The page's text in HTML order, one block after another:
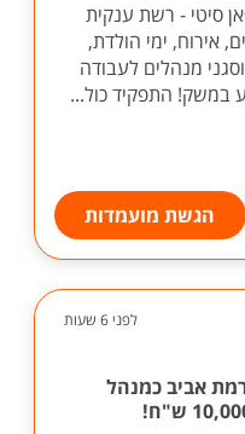
סיטי - רשת ענקית
אירוח, ימי הולדת,
מנהלים לעבודה
במשק! התפקיד כול...
הגשת מועמדות
לפני 6 שעות
אביב כמנהל